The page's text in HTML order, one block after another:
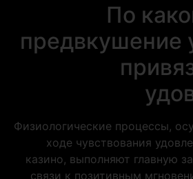
По
предвкушение
Физиологические процессы,
ходе чувствования
казино, выполняют главную
связи к позитивным